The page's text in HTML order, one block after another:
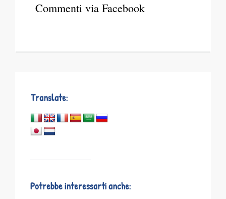
Commenti via Facebook
Translate:
Potrebbe interessarti anche: